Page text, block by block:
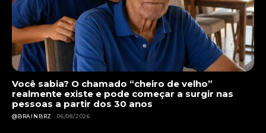
Você sabia? O chamado “cheiro de velho”
realmente existe e pode começar a surgir nas
pessoas a partir dos 30 anos
@BRAINBRZ 06/08/2026